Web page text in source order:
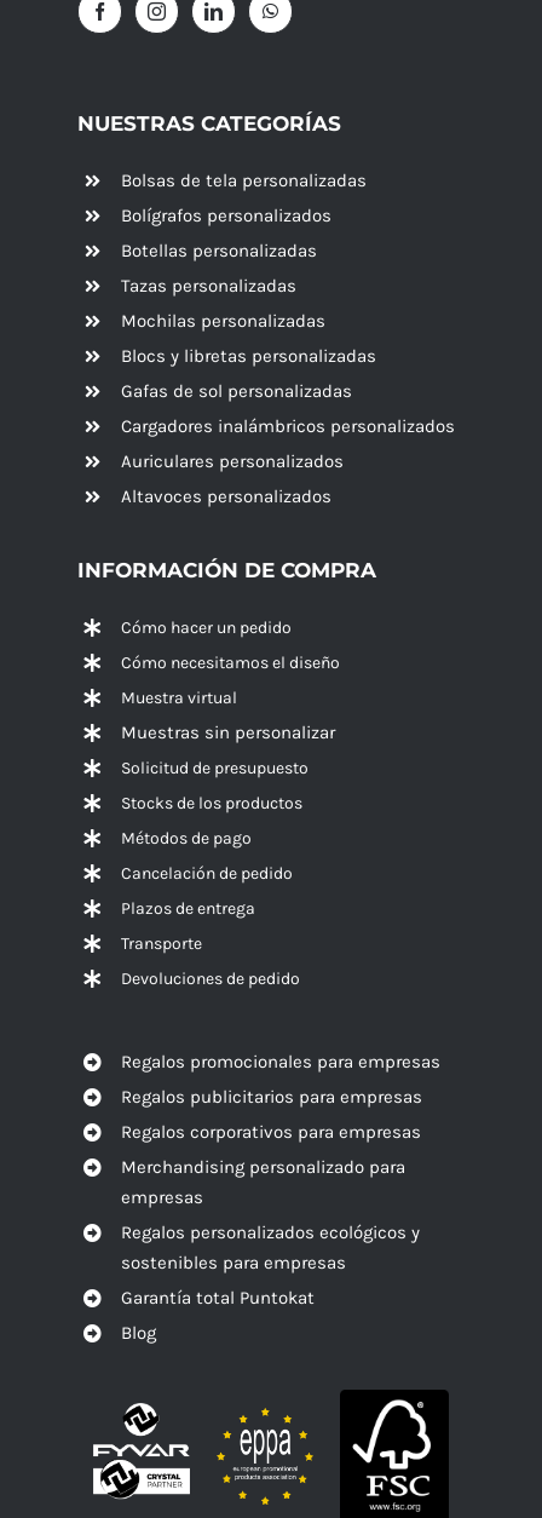
NUESTRAS CATEGORÍAS
Bolsas de tela personalizadas
Bolígrafos personalizados
Botellas personalizadas
Tazas personalizadas
Mochilas personalizadas
Blocs y libretas personalizadas
Gafas de sol personalizadas
Cargadores inalámbricos personalizados
Auriculares personalizados
Altavoces personalizados
INFORMACIÓN DE COMPRA
Cómo hacer un pedido
Cómo necesitamos el diseño
Muestra virtual
Muestras sin personalizar
Solicitud de presupuesto
Stocks de los productos
Métodos de pago
Cancelación de pedido
Plazos de entrega
Transporte
Devoluciones de pedido
Regalos promocionales para empresas
Regalos publicitarios para empresas
Regalos corporativos para empresas
Merchandising personalizado para
empresas
Regalos personalizados ecológicos y
sostenibles para empresas
Garantía total Puntokat
Blog